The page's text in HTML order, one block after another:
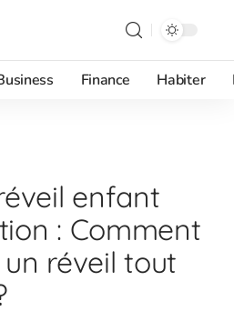
Finance Habiter
enfant
: Comment
réveil tout